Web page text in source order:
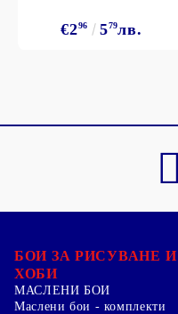
€296 579лв.
БОИ ЗА РИСУВАНЕ И
ХОБИ
МАСЛЕНИ БОИ
Маслени бои - комплекти